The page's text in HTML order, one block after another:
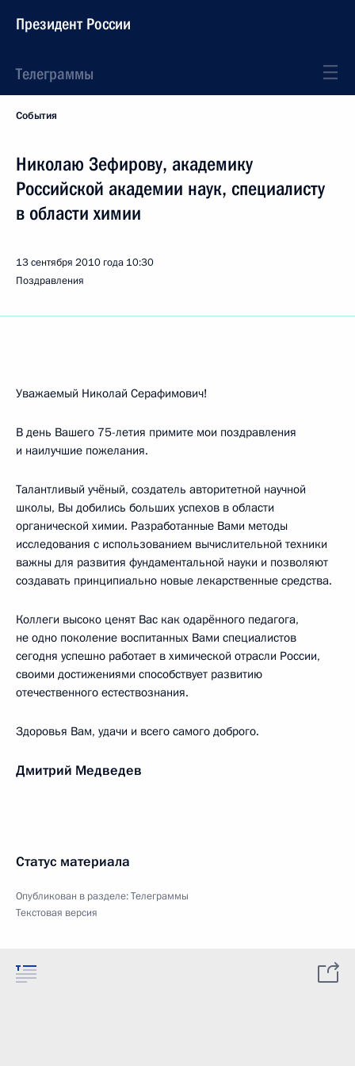
Президент России
Телеграммы
События
Николаю Зефирову, академику
Российской академии наук, специалисту
в области химии
13 сентября 2010 года 10:30
Поздравления
Уважаемый Николай Серафимович!
В день Вашего 75-летия примите мои поздравления
и наилучшие пожелания.
Талантливый учёный, создатель авторитетной научной
школы, Вы добились больших успехов в области
органической химии. Разработанные Вами методы
исследования с использованием вычислительной техники
важны для развития фундаментальной науки и позволяют
создавать принципиально новые лекарственные средства.
Коллеги высоко ценят Вас как одарённого педагога,
не одно поколение воспитанных Вами специалистов
сегодня успешно работает в химической отрасли России,
своими достижениями способствует развитию
отечественного естествознания.
Здоровья Вам, удачи и всего самого доброго.
Дмитрий Медведев
Статус материала
Опубликован в разделе:Телеграммы
Текстовая версия